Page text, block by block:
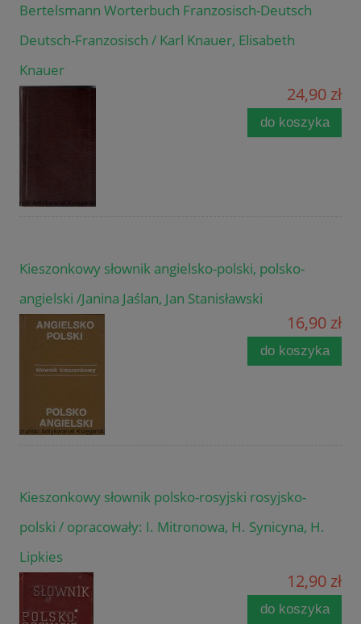
Bertelsmann Worterbuch Franzosisch-Deutsch
Deutsch-Franzosisch / Karl Knauer, Elisabeth
Knauer
24,90 zł
do koszyka
Kieszonkowy słownik angielsko-polski, polsko-
angielski /Janina Jaślan, Jan Stanisławski
16,90 zł
do koszyka
Kieszonkowy słownik polsko-rosyjski rosyjsko-
polski / opracowały: I. Mitronowa, H. Synicyna, H.
Lipkies
12,90 zł
do koszyka